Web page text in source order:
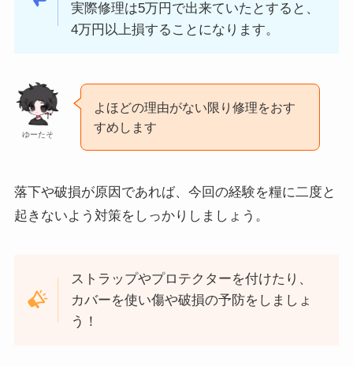
実際修理は5万円で出来ていたとすると、
4万円以上損することになります。
ゆーたそ
よほどの理由がない限り修理をおす
すめします
落下や破損が原因であれば、今回の経験を糧に二度と
起きないよう対策をしっかりしましょう。
ストラップやプロテクターを付けたり、
カバーを使い傷や破損の予防をしましょ
う！